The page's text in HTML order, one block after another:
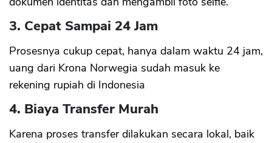
3. Cepat Sampai 24 Jam
Prosesnya cukup cepat, hanya dalam waktu 24 jam,
uang dari Krona Norwegia sudah masuk ke
rekening rupiah di Indonesia
4. Biaya Transfer Murah
Karena proses transfer dilakukan secara lokal, baik